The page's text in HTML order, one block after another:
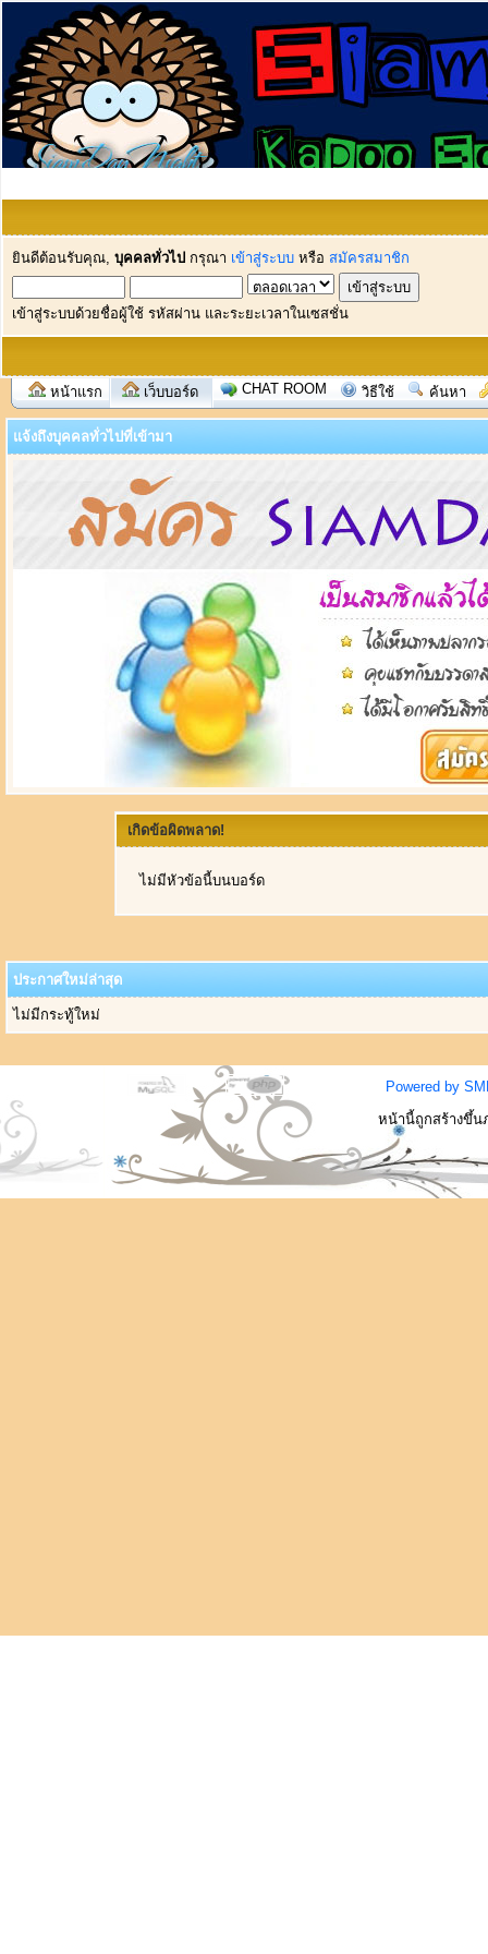
ยินดีต้อนรับคุณ, บุคคลทั่วไป กรุณา เข้าสู่ระบบ หรือ สมัครสมาชิก
เข้าสู่ระบบด้วยชื่อผู้ใช้ รหัสผ่าน และระยะเวลาในเซสชั่น
หน้าแรก เว็บบอร์ด CHAT ROOM วิธีใช้ ค้นหา
แจ้งถึงบุคคลทั่วไปที่เข้ามา
เกิดข้อผิดพลาด!
ไม่มีหัวข้อนี้บนบอร์ด
ประกาศใหม่ล่าสุด
ไม่มีกระทู้ใหม่
Powered by
หน้านี้ถูกสร้างขึ้น